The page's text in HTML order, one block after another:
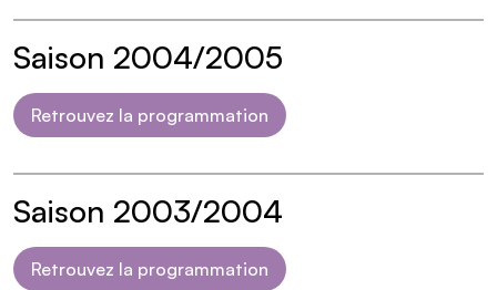
Saison 2004/2005
Retrouvez la programmation
Saison 2003/2004
Retrouvez la programmation